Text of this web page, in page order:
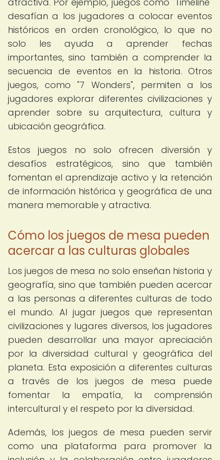
desafían a los jugadores a colocar eventos
históricos en orden cronológico, lo que no
solo les ayuda a aprender fechas
importantes, sino también a comprender la
secuencia de eventos en la historia. Otros
juegos, como "7 Wonders", permiten a los
jugadores explorar diferentes civilizaciones y
aprender sobre su arquitectura, cultura y
ubicación geográfica.
Estos juegos no solo ofrecen diversión y
desafíos estratégicos, sino que también
fomentan el aprendizaje activo y la retención
de información histórica y geográfica de una
manera memorable y atractiva.
Cómo los juegos de mesa pueden
acercar a las culturas globales
Los juegos de mesa no solo enseñan historia y
geografía, sino que también pueden acercar
a las personas a diferentes culturas de todo
el mundo. Al jugar juegos que representan
civilizaciones y lugares diversos, los jugadores
pueden desarrollar una mayor apreciación
por la diversidad cultural y geográfica del
planeta. Esta exposición a diferentes culturas
a través de los juegos de mesa puede
fomentar la empatía, la comprensión
intercultural y el respeto por la diversidad.
Además, los juegos de mesa pueden servir
como una plataforma para promover la